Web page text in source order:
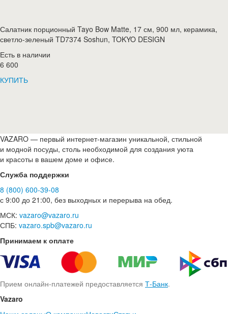
Салатник порционный Tayo Bow Matte, 17 см, 900 мл, керамика,
светло-зеленый TD7374 Soshun, TOKYO DESIGN
Есть в наличии
6 600
КУПИТЬ
VAZARO — первый интернет-магазин уникальной, стильной
и модной посуды, столь необходимой для создания уюта
и красоты в вашем доме и офисе.
Служба поддержки
8 (800) 600-39-08
с 9:00 до 21:00, без выходных и перерыва на обед.
МСК: vazaro@vazaro.ru
СПБ: vazaro.spb@vazaro.ru
Принимаем к оплате
Прием онлайн-платежей предоставляется Т-Банк.
Vazaro